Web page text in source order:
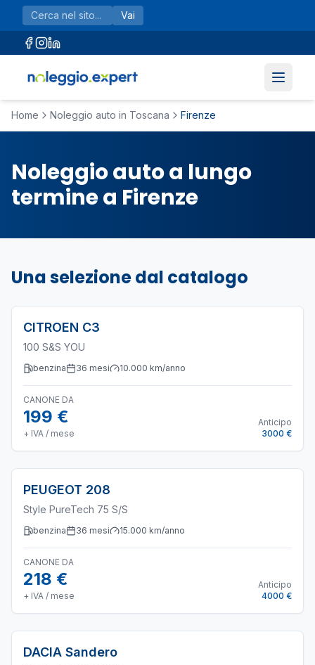
Vai al contenuto principale
Vai
Home Noleggio auto in Toscana Firenze
Noleggio auto a lungo
termine a Firenze
Una selezione dal catalogo
CITROEN C3
100 S&S YOU
benzina 36 mesi 10.000 km/anno
CANONE DA
199 €
+ IVA / mese
Anticipo
3000 €
PEUGEOT 208
Style PureTech 75 S/S
benzina 36 mesi 15.000 km/anno
CANONE DA
218 €
+ IVA / mese
Anticipo
4000 €
DACIA Sandero